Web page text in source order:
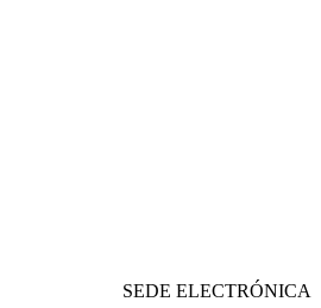
SEDE ELECTRÓNICA